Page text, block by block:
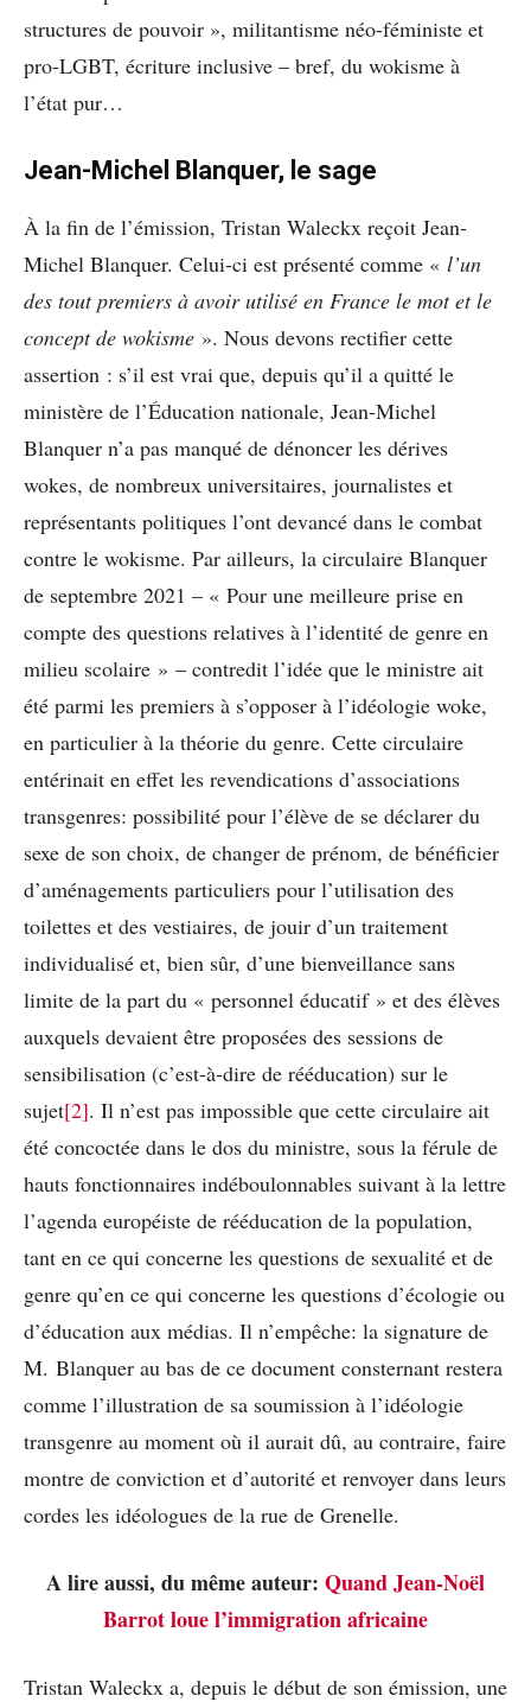
structures de pouvoir », militantisme néo-féministe et
pro-LGBT, écriture inclusive – bref, du wokisme à
l’état pur…
Jean-Michel Blanquer, le sage
À la fin de l’émission, Tristan Waleckx reçoit Jean-
Michel Blanquer. Celui-ci est présenté comme « l’un
des tout premiers à avoir utilisé en France le mot et le
concept de wokisme ». Nous devons rectifier cette
assertion : s’il est vrai que, depuis qu’il a quitté le
ministère de l’Éducation nationale, Jean-Michel
Blanquer n’a pas manqué de dénoncer les dérives
wokes, de nombreux universitaires, journalistes et
représentants politiques l’ont devancé dans le combat
contre le wokisme. Par ailleurs, la circulaire Blanquer
de septembre 2021 – « Pour une meilleure prise en
compte des questions relatives à l’identité de genre en
milieu scolaire » – contredit l’idée que le ministre ait
été parmi les premiers à s’opposer à l’idéologie woke,
en particulier à la théorie du genre. Cette circulaire
entérinait en effet les revendications d’associations
transgenres: possibilité pour l’élève de se déclarer du
sexe de son choix, de changer de prénom, de bénéficier
d’aménagements particuliers pour l’utilisation des
toilettes et des vestiaires, de jouir d’un traitement
individualisé et, bien sûr, d’une bienveillance sans
limite de la part du « personnel éducatif » et des élèves
auxquels devaient être proposées des sessions de
sensibilisation (c’est-à-dire de rééducation) sur le
sujet[2]. Il n’est pas impossible que cette circulaire ait
été concoctée dans le dos du ministre, sous la férule de
hauts fonctionnaires indéboulonnables suivant à la lettre
l’agenda européiste de rééducation de la population,
tant en ce qui concerne les questions de sexualité et de
genre qu’en ce qui concerne les questions d’écologie ou
d’éducation aux médias. Il n’empêche: la signature de
M. Blanquer au bas de ce document consternant restera
comme l’illustration de sa soumission à l’idéologie
transgenre au moment où il aurait dû, au contraire, faire
montre de conviction et d’autorité et renvoyer dans leurs
cordes les idéologues de la rue de Grenelle.
A lire aussi, du même auteur: Quand Jean-Noël
Barrot loue l’immigration africaine
Tristan Waleckx a, depuis le début de son émission, une